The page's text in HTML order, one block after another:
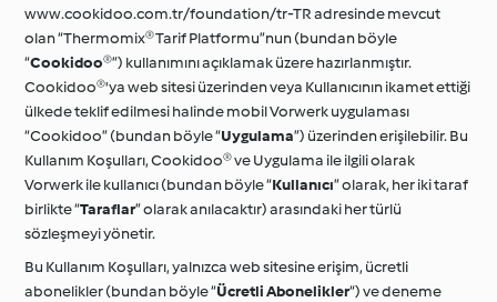
www.cookidoo.com.tr/foundation/tr-TR adresinde mevcut
olan “Thermomix® Tarif Platformu”nun (bundan böyle
“Cookidoo®”) kullanımını açıklamak üzere hazırlanmıştır.
Cookidoo®'ya web sitesi üzerinden veya Kullanıcının ikamet ettiği
ülkede teklif edilmesi halinde mobil Vorwerk uygulaması
“Cookidoo” (bundan böyle “Uygulama”) üzerinden erişilebilir. Bu
Kullanım Koşulları, Cookidoo® ve Uygulama ile ilgili olarak
Vorwerk ile kullanıcı (bundan böyle “Kullanıcı” olarak, her iki taraf
birlikte “Taraflar” olarak anılacaktır) arasındaki her türlü
sözleşmeyi yönetir.
Bu Kullanım Koşulları, yalnızca web sitesine erişim, ücretli
abonelikler (bundan böyle “Ücretli Abonelikler“) ve deneme